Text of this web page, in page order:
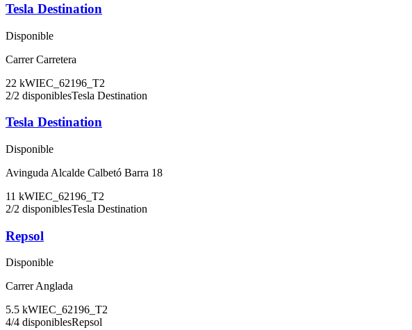
Tesla Destination
Disponible
Carrer Carretera
22 kWIEC_62196_T2
2/2 disponiblesTesla Destination
Tesla Destination
Disponible
Avinguda Alcalde Calbetó Barra 18
11 kWIEC_62196_T2
2/2 disponiblesTesla Destination
Repsol
Disponible
Carrer Anglada
5.5 kWIEC_62196_T2
4/4 disponiblesRepsol